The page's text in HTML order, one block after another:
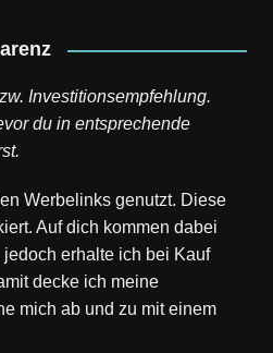
Investitionsempfehlung.
du in entsprechende
Werbelinks genutzt. Diese
Auf dich kommen dabei
erhalte ich bei Kauf
decke ich meine
mich ab und zu mit einem